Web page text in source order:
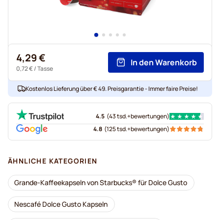
4,29 €
0,72 €/ Tasse
In den Warenkorb
Kostenlos Lieferung über € 49. Preisgarantie - Immer faire Preise!
4.5 (43 tsd.+bewertungen)
4.8 (125 tsd.+bewertungen)
ÄHNLICHE KATEGORIEN
Grande-Kaffeekapseln von Starbucks® für Dolce Gusto
Nescafé Dolce Gusto Kapseln